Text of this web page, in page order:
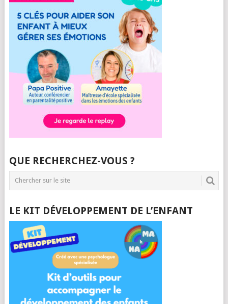
QUE RECHERCHEZ-VOUS ?
LE KIT DÉVELOPPEMENT DE L’ENFANT